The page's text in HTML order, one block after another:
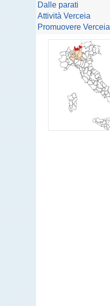
Dalle parati
Attività Verceia
Promuovere Verceia